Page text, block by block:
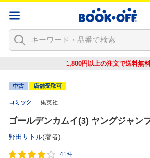
1,800円以上の注文で送料無料
中古 店舗受取可
コミック 集英社
ゴールデンカムイ(3) ヤングジャン
野田サトル(著者)
41件